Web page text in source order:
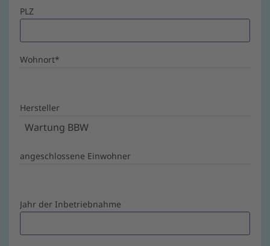
PLZ
Wohnort*
Hersteller
angeschlossene Einwohner
Jahr der Inbetriebnahme